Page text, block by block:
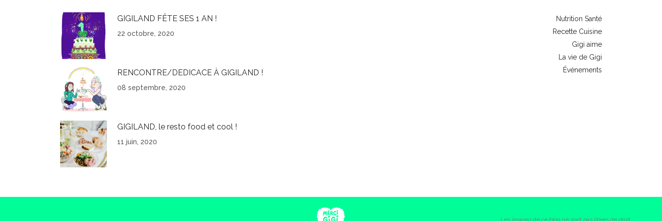
GIGILAND FÊTE SES 1 AN !
22 octobre, 2020
RENCONTRE/DEDICACE À GIGILAND !
08 septembre, 2020
GIGILAND, le resto food et cool !
11 juin, 2020
Nutrition Santé
Recette Cuisine
Gigi aime
La vie de Gigi
Événements
Les images de ce blog ne sont pas libres de droit.